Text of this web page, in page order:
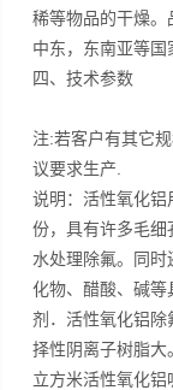
稀等物品的干燥。
中东，东南亚等国
四、技术参数
注:若客户有其它
议要求生产.
说明：活性氧化
份，具有许多毛细
水处理除氟。同
化物、醋酸、碱
剂．活性氧化铝
择性阴离子树脂
立方米活性氧化铝